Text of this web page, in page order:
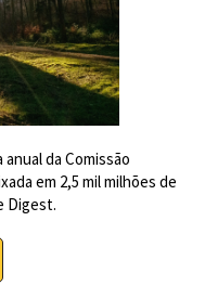
da Comissão
em 2,5 mil milhões de
Digest.